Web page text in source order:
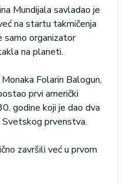
Mundijala savladao je
na startu takmičenja
samo organizator
na planeti.
Folarin Balogun,
prvi američki
godine koji je dao dva
prvenstva.
završili već u prvom